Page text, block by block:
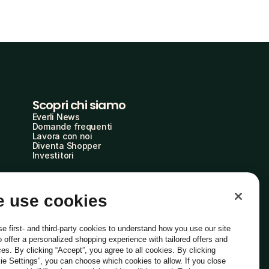
Scopri chi siamo
Everli News
Domande frequenti
Lavora con noi
Diventa Shopper
Investitori
use cookies
first- and third-party cookies to understand how you use our site
offer a personalized shopping experience with tailored offers and
By clicking “Accept”, you agree to all cookies. By clicking
Settings”, you can choose which cookies to allow. If you close